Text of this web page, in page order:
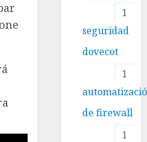
1
seguridad
dovecot
1
de firewall
1